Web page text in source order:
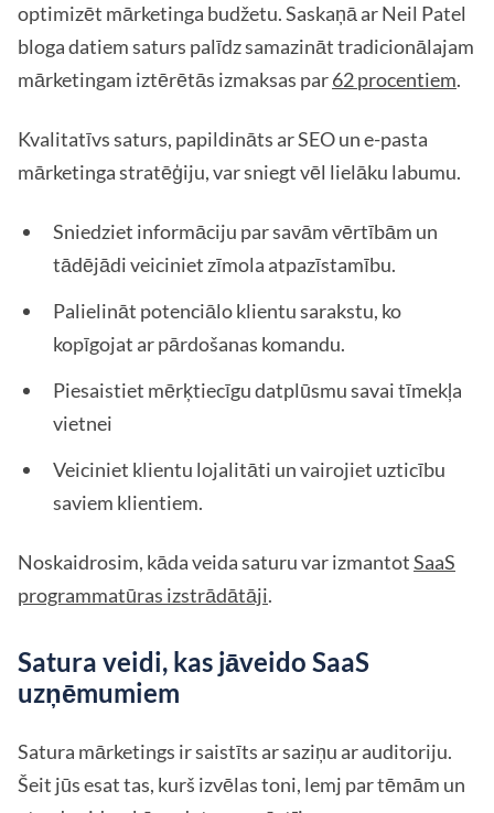
optimizēt mārketinga budžetu. Saskaņā ar Neil Patel
bloga datiem saturs palīdz samazināt tradicionālajam
mārketingam iztērētās izmaksas par62 procentiem.
Kvalitatīvs saturs, papildināts ar SEO un e-pasta
mārketinga stratēģiju, var sniegt vēl lielāku labumu.
Sniedziet informāciju par savām vērtībām un
tādējādi veiciniet zīmola atpazīstamību.
Palielināt potenciālo klientu sarakstu, ko
kopīgojat ar pārdošanas komandu.
Piesaistiet mērķtiecīgu datplūsmu savai tīmekļa
vietnei
Veiciniet klientu lojalitāti un vairojiet uzticību
saviem klientiem.
Noskaidrosim, kāda veida saturu var izmantotSaaS
programmatūras izstrādātāji.
Satura veidi, kas jāveido SaaS
uzņēmumiem
Satura mārketings ir saistīts ar saziņu ar auditoriju.
Šeit jūs esat tas, kurš izvēlas toni, lemj par tēmām un